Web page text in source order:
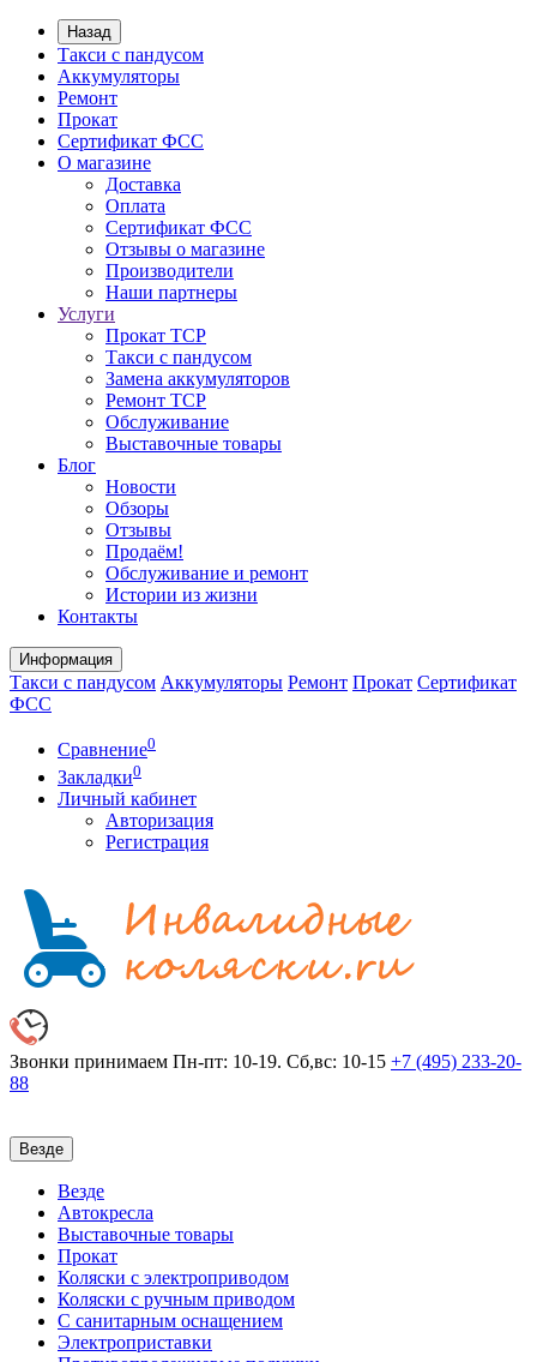
Назад
Такси с пандусом
Аккумуляторы
Ремонт
Прокат
Сертификат ФСС
О магазине
Доставка
Оплата
Сертификат ФСС
Отзывы о магазине
Производители
Наши партнеры
Услуги
Прокат ТСР
Такси с пандусом
Замена аккумуляторов
Ремонт ТСР
Обслуживание
Выставочные товары
Блог
Новости
Обзоры
Отзывы
Продаём!
Обслуживание и ремонт
Истории из жизни
Контакты
Информация
Такси с пандусом Аккумуляторы Ремонт Прокат Сертификат
ФСС
Сравнение0
Закладки0
Личный кабинет
Авторизация
Регистрация
Звонки принимаем Пн-пт: 10-19. Сб,вс: 10-15 +7 (495) 233-20-
88
Везде
Везде
Автокресла
Выставочные товары
Прокат
Коляски с электроприводом
Коляски с ручным приводом
С санитарным оснащением
Электроприставки